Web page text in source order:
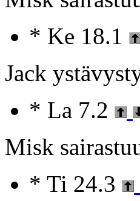
* Ke 18.1
Jack
* La 7.2
Misk
* Ti 24.3